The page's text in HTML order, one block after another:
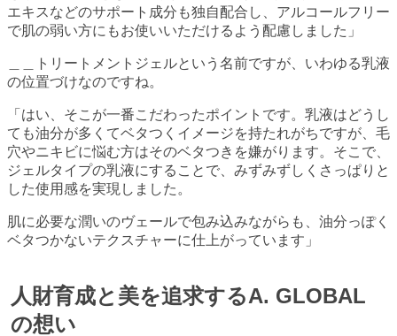
エキスなどのサポート成分も独自配合し、アルコールフリー
で肌の弱い方にもお使いいただけるよう配慮しました」
＿＿トリートメントジェルという名前ですが、いわゆる乳液
の位置づけなのですね。
「はい、そこが一番こだわったポイントです。乳液はどうし
ても油分が多くてベタつくイメージを持たれがちですが、毛
穴やニキビに悩む方はそのベタつきを嫌がります。そこで、
ジェルタイプの乳液にすることで、みずみずしくさっぱりと
した使用感を実現しました。
肌に必要な潤いのヴェールで包み込みながらも、油分っぽく
ベタつかないテクスチャーに仕上がっています」
人財育成と美を追求するA. GLOBAL
の想い